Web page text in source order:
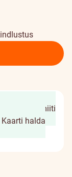
Krediidilimiiti
Kaarti halda